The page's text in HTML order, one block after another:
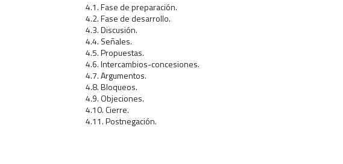
4.1. Fase de preparación.
4.2. Fase de desarrollo.
4.3. Discusión.
4.4. Señales.
4.5. Propuestas.
4.6. Intercambios-concesiones.
4.7. Argumentos.
4.8. Bloqueos.
4.9. Objeciones.
4.10. Cierre.
4.11. Postnegación.